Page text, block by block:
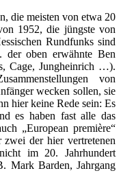
die meisten von etwa 20
1952, die jüngste von
Rundfunks sind
der oben erwähnte Ben
Cage, Jungheinrich …).
von
wecken sollen, sie
hier keine Rede sein: Es
es haben fast alle das
„European première“
zwei der hier vertretenen
im 20. Jahrhundert
Mark Barden, Jahrgang